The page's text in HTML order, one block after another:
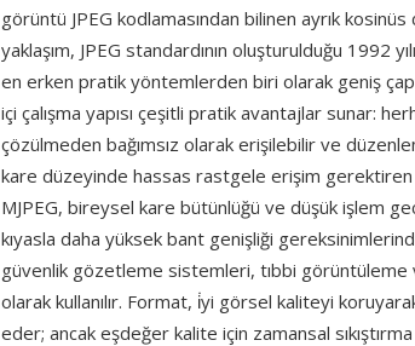
görüntü JPEG kodlamasından bilinen ayrık kosinüs
yaklaşım, JPEG standardının oluşturulduğu 1992
en erken pratik yöntemlerden biri olarak geniş
içi çalışma yapısı çeşitli pratik avantajlar sunar:
çözülmeden bağımsız olarak erişilebilir ve
kare düzeyinde hassas rastgele erişim gerektiren
MJPEG, bireysel kare bütünlüğü ve düşük işlem
kıyasla daha yüksek bant genişliği
güvenlik gözetleme sistemleri, tıbbi
olarak kullanılır. Format, i̇yi görsel kaliteyi
eder; ancak eşdeğer kalite için zamansal